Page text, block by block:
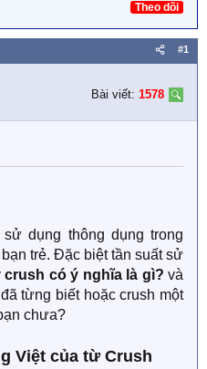
Theo dõi
#1
Bài viết: 1578
dụng thông dụng trong
trẻ. Đặc biệt tần suất sử
crush có ý nghĩa là gì? và
từng biết hoặc crush một
chưa?
Việt của từ Crush